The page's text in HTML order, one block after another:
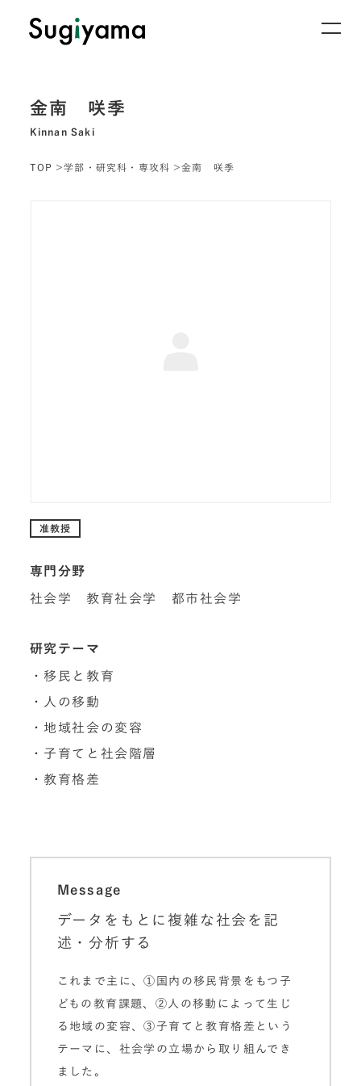
金南 咲季
Kinnan Saki
TOP 学部・研究科・専攻科 金南 咲季
准教授
専門分野
社会学 教育社会学 都市社会学
研究テーマ
・移民と教育
・人の移動
・地域社会の変容
・子育てと社会階層
・教育格差
Message
データをもとに複雑な社会を記
述・分析する
これまで主に、①国内の移民背景をもつ子
どもの教育課題、②人の移動によって生じ
る地域の変容、③子育てと教育格差という
テーマに、社会学の立場から取り組んでき
ました。